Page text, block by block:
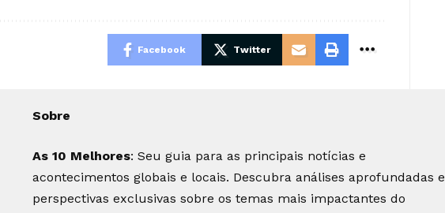
Facebook Twitter
Sobre
As 10 Melhores: Seu guia para as principais notícias e
acontecimentos globais e locais. Descubra análises aprofundadas e
perspectivas exclusivas sobre os temas mais impactantes do